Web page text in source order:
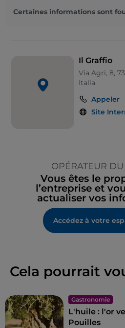
Animaux admis
Matchs de football
Certaines informations sont
Il Graffio
Via Agri, 8,
Italia
Appeler
Site
OPÉRATEUR DU
Vous êtes le
l’entreprise et
actualiser vos
Accédez à votre
Cela pourrait
Gastronomie
L'huile : l'or
Pouilles